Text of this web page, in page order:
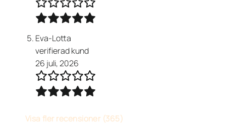
Eva-Lotta
verifierad kund
26 juli, 2026
Visa fler recensioner (365)